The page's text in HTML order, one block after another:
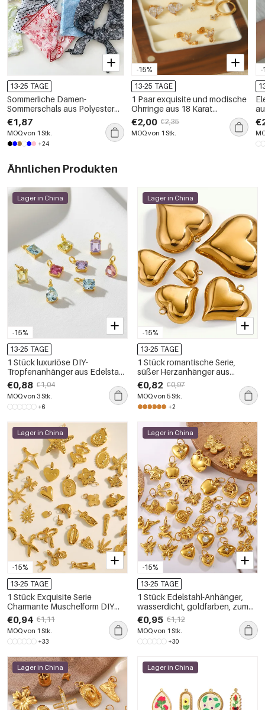
13-25 TAGE
Sommerliche Damen-
Sommerschals aus Polyester
mit Blumen- und Punktmuster
€1,87
MOQ von 1 Stk.
+24
-15%
13-25 TAGE
1 Paar exquisite und modische
Ohrringe aus 18 Karat
vergoldetem Edelstahl mit
Diamant-Blumenanhänger für
den täglichen Gebrauch von
€2,00 €2,35
MOQ von 1 Stk.
-
Ähnlichen Produkten
-15%
Lager in China
13-25 TAGE
1 Stück luxuriöse DIY-
Tropfenanhänger aus Edelstahl,
wasserdicht, goldfarben, für
Damen
€0,88 €1,04
MOQ von 3 Stk.
+6
-15%
Lager in China
13-25 TAGE
1 Stück romantische Serie,
süßer Herzanhänger aus
Edelstahl, wasserdicht,
goldfarben, für Damen
€0,82 €0,97
MOQ von 5 Stk.
+2
-15%
Lager in China
13-25 TAGE
1 Stück Exquisite Serie
Charmante Muschelform DIY
Edelstahl Wasserdicht
Goldfarben Damenanhänger
€0,94 €1,11
MOQ von 1 Stk.
+33
-15%
Lager in China
13-25 TAGE
1 Stück Edelstahl-Anhänger,
wasserdicht, goldfarben, zum
Selbermachen
€0,95 €1,12
MOQ von 1 Stk.
+30
Lager in China Lager in China